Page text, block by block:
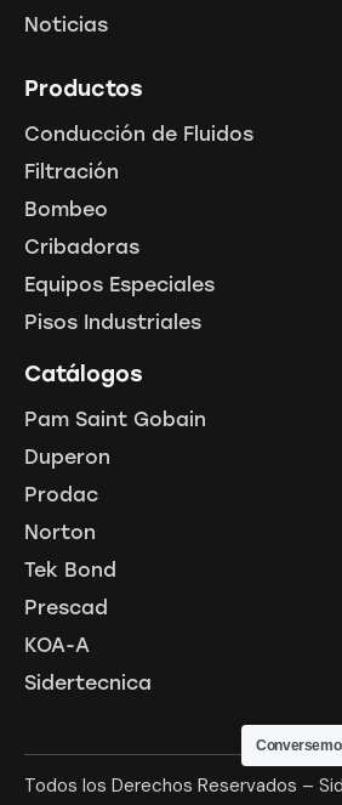
Noticias
Productos
Conducción de Fluidos
Filtración
Bombeo
Cribadoras
Equipos Especiales
Pisos Industriales
Catálogos
Pam Saint Gobain
Duperon
Prodac
Norton
Tek Bond
Prescad
KOA-A
Sidertecnica
Todos los Derechos Reservados –